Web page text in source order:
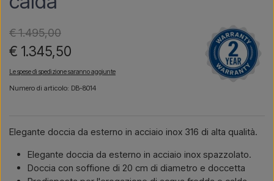
€ 1.495,00
€ 1.345,50
Le spese di spedizione saranno aggiunte
Numero di articolo: DB-8014
Elegante doccia da esterno in acciaio inox 316 di alta qualità.
Elegante doccia da esterno in acciaio inox spazzolato.
Doccia con soffione di 20 cm di diametro e doccetta